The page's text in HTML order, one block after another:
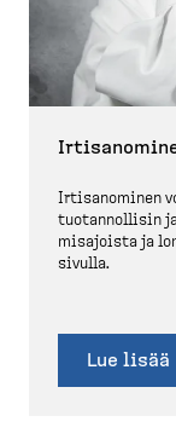
Irtisa­nominen
tuotan­nollisin
mis­ajoista ja
sivulla.
Lue lisää